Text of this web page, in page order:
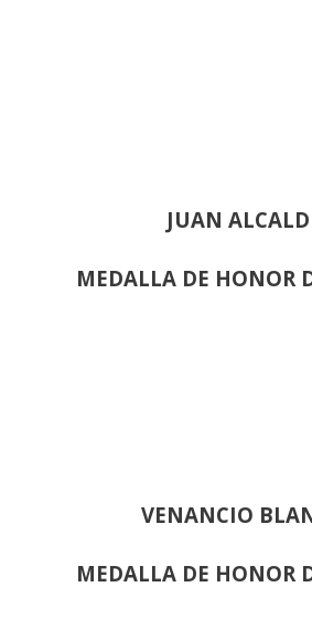
JUAN
MEDALLA DE HONOR
VENANCIO
MEDALLA DE HONOR